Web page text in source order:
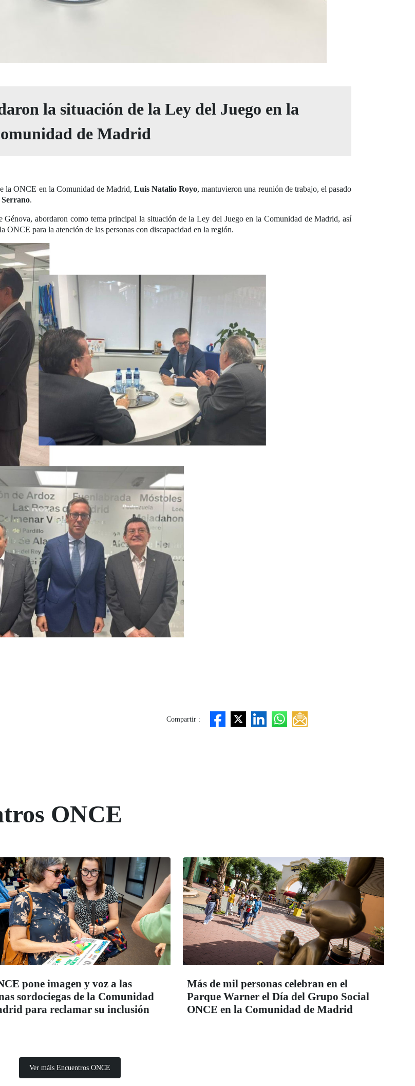
la situación de la Ley del Juego en la
de Madrid
la ONCE en la Comunidad de Madrid,Luis Natalio Royo, mantuvieron una reunión de trabajo, el pasado
.
Génova, abordaron como tema principal la situación de la Ley del Juego en la Comunidad de Madrid, así
ONCE para la atención de las personas con discapacidad en la región.
Compartir :
ONCE
pone imagen y voz a las
sordociegas de la Comunidad
para reclamar su inclusión
Más de mil personas celebran en el
Parque Warner el Día del Grupo Social
ONCE en la Comunidad de Madrid
Ver máis Encuentros ONCE